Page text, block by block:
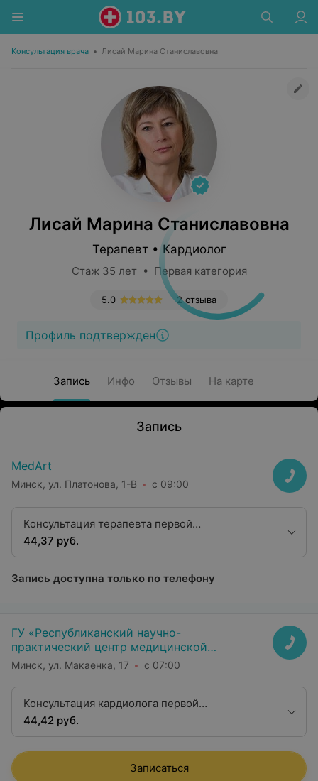
Консультация врача • Лисай Марина Станиславовна
Лисай Марина Станиславовна
Терапевт • Кардиолог
Стаж 35 лет • Первая категория
2 отзыва
5.0
Профиль подтвержден
Запись Инфо Отзывы На карте
Запись
MedArt
Минск, ул. Платонова, 1-В с 09:00
Консультация терапевта первой
квалификационной категории
44,37 руб.
Запись доступна только по телефону
ГУ «Республиканский научно-
практический центр медицинской
экспертизы и реабилитаци»
Минск, ул. Макаенка, 17 с 07:00
Консультация кардиолога первой
квалификационной категории
44,42 руб.
Записаться